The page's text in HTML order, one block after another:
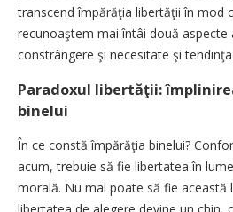
transcend împărăţia libertăţii în mod
recunoaştem mai întâi două aspecte
constrângere şi necesitate şi
Paradoxul libertăţii:
binelui
În ce constă împărăţia binelui?
acum, trebuie să fie libertatea în
morală. Nu mai poate să fie această